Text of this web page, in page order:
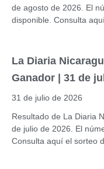
de agosto de 2026. El
disponible. Consulta
La Diaria
Ganador | 31 de
31 de julio de 2026
Resultado de La Diaria
de julio de 2026. El
Consulta aquí el sorteo